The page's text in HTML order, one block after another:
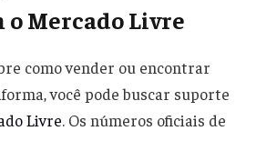
o Mercado Livre
como vender ou encontrar
você pode buscar suporte
Livre. Os números oficiais de